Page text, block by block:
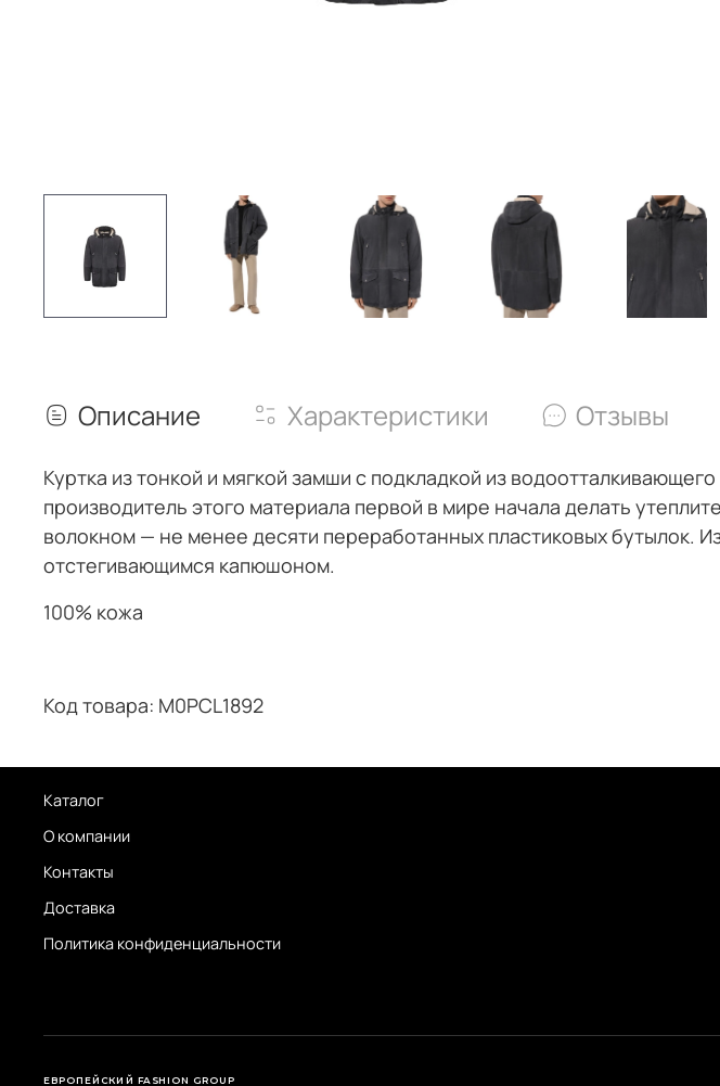
Описание Характеристики Отзывы
Куртка из тонкой и мягкой замши с подкладкой из
производитель этого материала первой в мире начала делать
волокном — не менее десяти переработанных пластиковых бутылок.
отстегивающимся капюшоном.
100% кожа
Код товара: M0PCL1892
Каталог
О компании
Контакты
Доставка
Политика конфиденциальности
ЕВРОПЕЙСКИЙ FASHION GROUP